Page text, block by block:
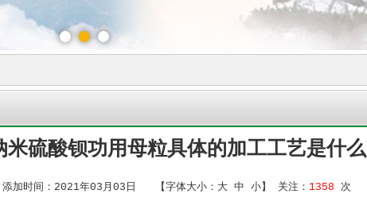
米硫酸钡功用母粒具体的加工工艺是什么
添加时间：2021年03月03日 【字体大小： 大 中 小】 关注： 1358 次